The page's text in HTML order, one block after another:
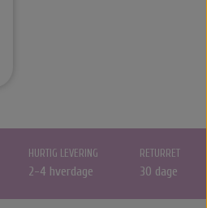
HURTIG LEVERING
2-4 hverdage
RETURRET
30 dage